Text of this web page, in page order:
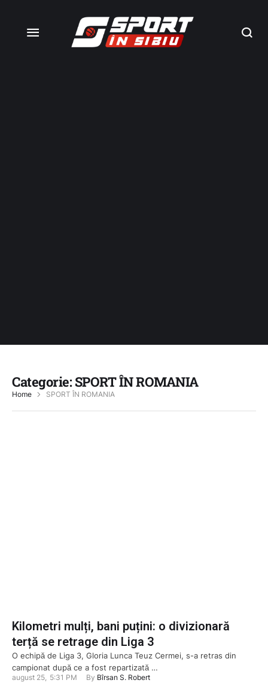
Categorie:SPORT ÎN ROMANIA
Home SPORT ÎN ROMANIA
Kilometri mulți, bani puțini: o divizionară
terță se retrage din Liga 3
O echipă de Liga 3, Gloria Lunca Teuz Cermei, s-a retras din
campionat după ce a fost repartizată …
august 25, 5:31 PM By Bîrsan S. Robert